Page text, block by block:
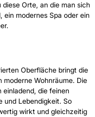
Orte, an die man sich
ein modernes Spa oder ein
Oberfläche bringt die
moderne Wohnräume. Die
einladend, die feinen
und Lebendigkeit. So
wirkt und gleichzeitig